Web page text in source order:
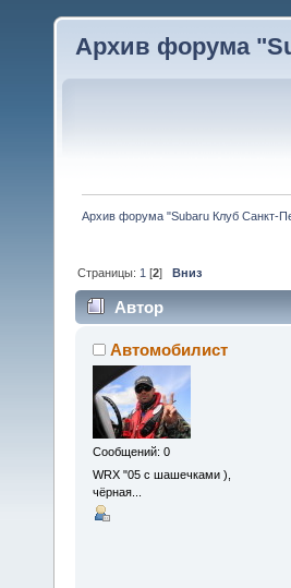
Архив форума
Архив форума "Subaru Клуб Санкт-
Страницы: 1 [2]Вниз
Автор
Автомобилист
Сообщений: 0
WRX "05 с шашечками ),
чёрная...